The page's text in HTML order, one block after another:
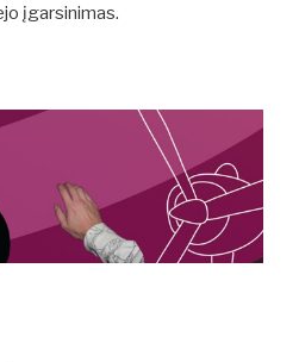
įgarsinimas.